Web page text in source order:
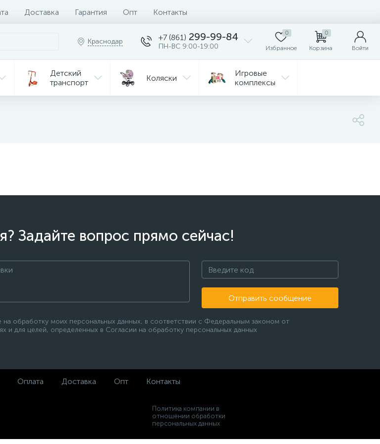
Доставка Гарантия Опт Контакты
Краснодар +7 (861) 299-99-84
ПН-ВС 9:00-19:00
0
Избранное
0
Корзина Войти
Детский
транспорт
Коляски
Игровые
комплексы
Задайте вопрос прямо сейчас!
Отправить сообщение
обработку моих персональных данных, в соответствии с Федеральным законом от
для целей, определенных в Согласии на обработку персональных данных
Оплата Доставка Опт Контакты
Политика компании в
отношении обработки
персональных данных